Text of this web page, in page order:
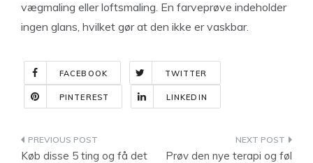
vægmaling eller loftsmaling. En farveprøve indeholder
ingen glans, hvilket gør at den ikke er vaskbar.
FACEBOOK TWITTER
PINTEREST LINKEDIN
Indlægsnavigation
Køb disse 5 ting og få det
Prøv den nye terapi og føl